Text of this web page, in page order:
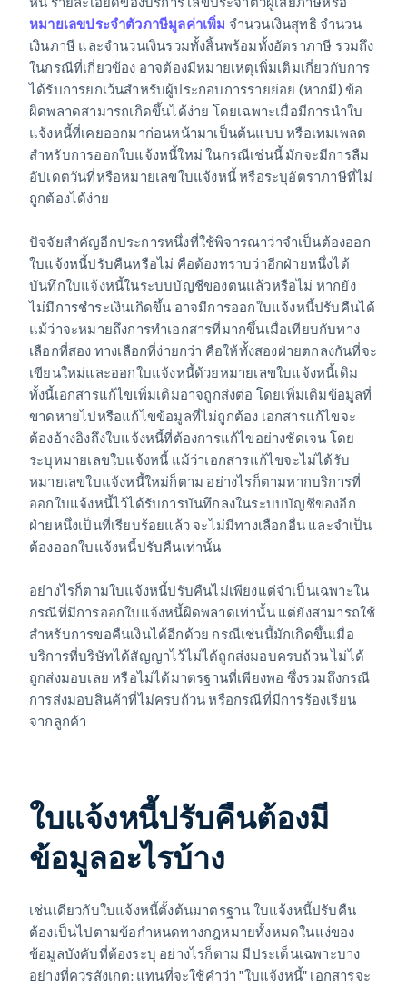
หมายเลขประจำตัวภาษีมูลค่าเพิ่ม จำนวนเงินสุทธิ จำนวน
เงินภาษี และจำนวนเงินรวมทั้งสิ้นพร้อมทั้งอัตราภาษี รวมถึง
ในกรณีที่เกี่ยวข้อง อาจต้องมีหมายเหตุเพิ่มเติมเกี่ยวกับการ
ได้รับการยกเว้นสำหรับผู้ประกอบการรายย่อย (หากมี) ข้อ
ผิดพลาดสามารถเกิดขึ้นได้ง่าย โดยเฉพาะเมื่อมีการนำใบ
แจ้งหนี้ที่เคยออกมาก่อนหน้ามาเป็นต้นแบบ หรือเทมเพลต
สำหรับการออกใบแจ้งหนี้ใหม่ ในกรณีเช่นนี้ มักจะมีการลืม
อัปเดตวันที่หรือหมายเลขใบแจ้งหนี้ หรือระบุอัตราภาษีที่ไม่
ถูกต้องได้ง่าย
ปัจจัยสำคัญอีกประการหนึ่งที่ใช้พิจารณาว่าจำเป็นต้องออก
ใบแจ้งหนี้ปรับคืนหรือไม่ คือต้องทราบว่าอีกฝ่ายหนึ่งได้
บันทึกใบแจ้งหนี้ในระบบบัญชีของตนแล้วหรือไม่ หากยัง
ไม่มีการชำระเงินเกิดขึ้น อาจมีการออกใบแจ้งหนี้ปรับคืนได้
แม้ว่าจะหมายถึงการทำเอกสารที่มากขึ้นเมื่อเทียบกับทาง
เลือกที่สอง ทางเลือกที่ง่ายกว่า คือให้ทั้งสองฝ่ายตกลงกันที่จะ
เขียนใหม่และออกใบแจ้งหนี้ด้วยหมายเลขใบแจ้งหนี้เดิม
ทั้งนี้เอกสารแก้ไขเพิ่มเติมอาจถูกส่งต่อ โดยเพิ่มเติมข้อมูลที่
ขาดหายไปหรือแก้ไขข้อมูลที่ไม่ถูกต้อง เอกสารแก้ไขจะ
ต้องอ้างอิงถึงใบแจ้งหนี้ที่ต้องการแก้ไขอย่างชัดเจน โดย
ระบุหมายเลขใบแจ้งหนี้ แม้ว่าเอกสารแก้ไขจะไม่ได้รับ
หมายเลขใบแจ้งหนี้ใหม่ก็ตาม อย่างไรก็ตามหากบริการที่
ออกใบแจ้งหนี้ไว้ได้รับการบันทึกลงในระบบบัญชีของอีก
ฝ่ายหนึ่งเป็นที่เรียบร้อยแล้ว จะไม่มีทางเลือกอื่น และจำเป็น
ต้องออกใบแจ้งหนี้ปรับคืนเท่านั้น
อย่างไรก็ตามใบแจ้งหนี้ปรับคืนไม่เพียงแต่จำเป็นเฉพาะใน
กรณีที่มีการออกใบแจ้งหนี้ผิดพลาดเท่านั้น แต่ยังสามารถใช้
สำหรับการขอคืนเงินได้อีกด้วย กรณีเช่นนี้มักเกิดขึ้นเมื่อ
บริการที่บริษัทได้สัญญาไว้ไม่ได้ถูกส่งมอบครบถ้วน ไม่ได้
ถูกส่งมอบเลย หรือไม่ได้มาตรฐานที่เพียงพอ ซึ่งรวมถึงกรณี
การส่งมอบสินค้าที่ไม่ครบถ้วน หรือกรณีที่มีการร้องเรียน
จากลูกค้า
ใบแจ้งหนี้ปรับคืนต้องมี
ข้อมูลอะไรบ้าง
เช่นเดียวกับใบแจ้งหนี้ตั้งต้นมาตรฐาน ใบแจ้งหนี้ปรับคืน
ต้องเป็นไปตามข้อกำหนดทางกฎหมายทั้งหมดในแง่ของ
ข้อมูลบังคับที่ต้องระบุ อย่างไรก็ตาม มีประเด็นเฉพาะบาง
อย่างที่ควรสังเกต: แทนที่จะใช้คำว่า "ใบแจ้งหนี้" เอกสารจะ